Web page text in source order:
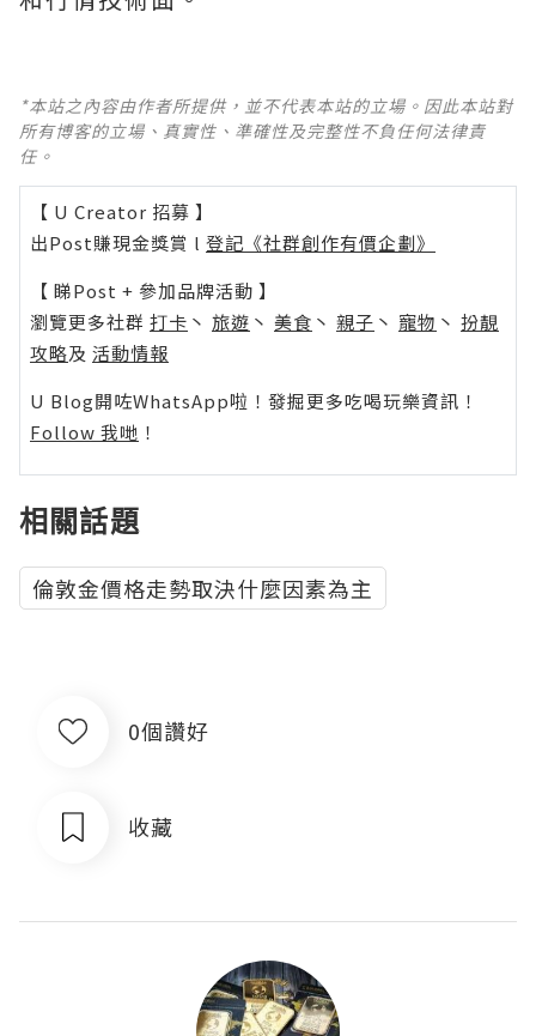
*本站之內容由作者所提供，並不代表本站的立場。因此本站對
所有博客的立場、真實性、準確性及完整性不負任何法律責
任。
【 U Creator 招募 】
出Post賺現金獎賞 l 登記《社群創作有價企劃》
【 睇Post + 參加品牌活動 】
瀏覽更多社群 打卡 丶 旅遊 丶 美食 丶 親子 丶 寵物 丶 扮靚
攻略及 活動情報
U Blog開咗WhatsApp啦！發掘更多吃喝玩樂資訊！
Follow 我哋 ！
相關話題
倫敦金價格走勢取決什麼因素為主
0個讚好
收藏